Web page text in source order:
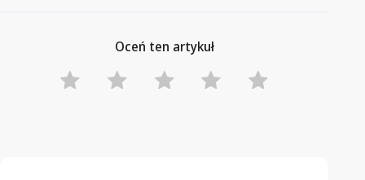
Oceń ten artykuł